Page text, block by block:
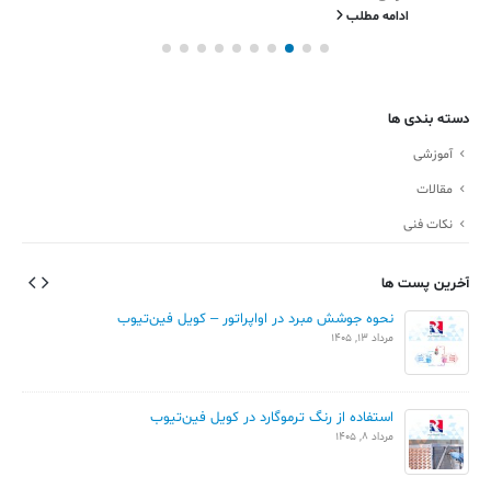
ادامه مطلب
دسته بندی ها
آموزشی
مقالات
نکات فنی
آخرین پست ها
نحوه جوشش مبرد در اواپراتور – کویل فین‌تیوب
مرداد 13, 1405
استفاده از رنگ ترموگارد در کویل فین‌تیوب
مرداد 8, 1405